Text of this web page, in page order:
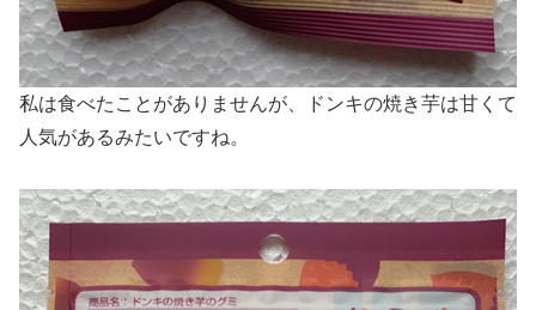
私は食べたことがありませんが、ドンキの焼き芋は甘くて
人気があるみたいですね。